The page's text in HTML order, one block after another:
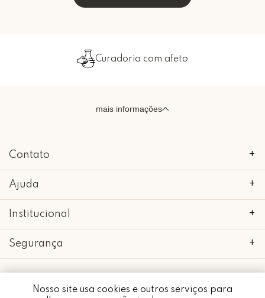
Nosso site usa cookies e outros serviços para
Curadoria com afeto
Whatsapp
mais informações
Contato +
Ajuda +
Institucional +
Segurança +